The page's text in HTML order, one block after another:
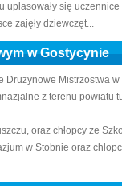
się
zajęły dziewczęt...
w Gostycynie
Mistrzostwa w
z terenu powiatu
oraz chłopcy ze
w Stobnie oraz